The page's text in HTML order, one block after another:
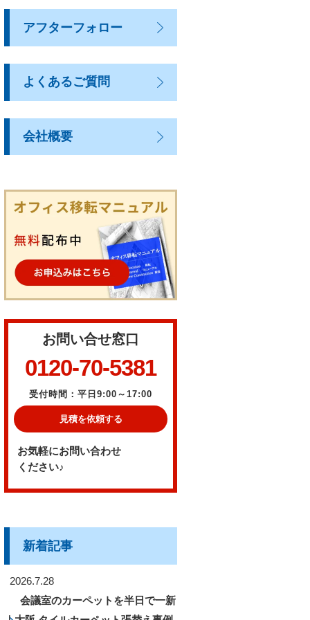
アフターフォロー
よくあるご質問
会社概要
お問い合せ窓口
0120-70-5381
受付時間：平日9:00～17:00
見積を依頼する
お気軽にお問い合わせ
ください♪
新着記事
2026.7.28
会議室のカーペットを半日で一新